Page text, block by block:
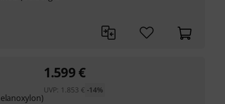
1.599 €
UVP: 1.853 € -14%